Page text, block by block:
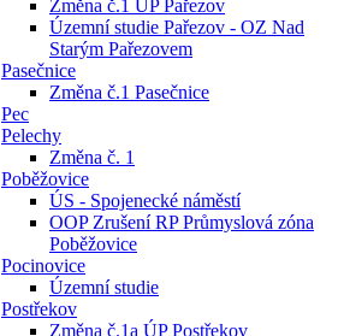
Změna č.1 ÚP Pařezov
Územní studie Pařezov - OZ Nad
Starým Pařezovem
Pasečnice
Změna č.1 Pasečnice
Pec
Pelechy
Změna č. 1
Poběžovice
ÚS - Spojenecké náměstí
OOP Zrušení RP Průmyslová zóna
Poběžovice
Pocinovice
Územní studie
Postřekov
Změna č.1a ÚP Postřekov